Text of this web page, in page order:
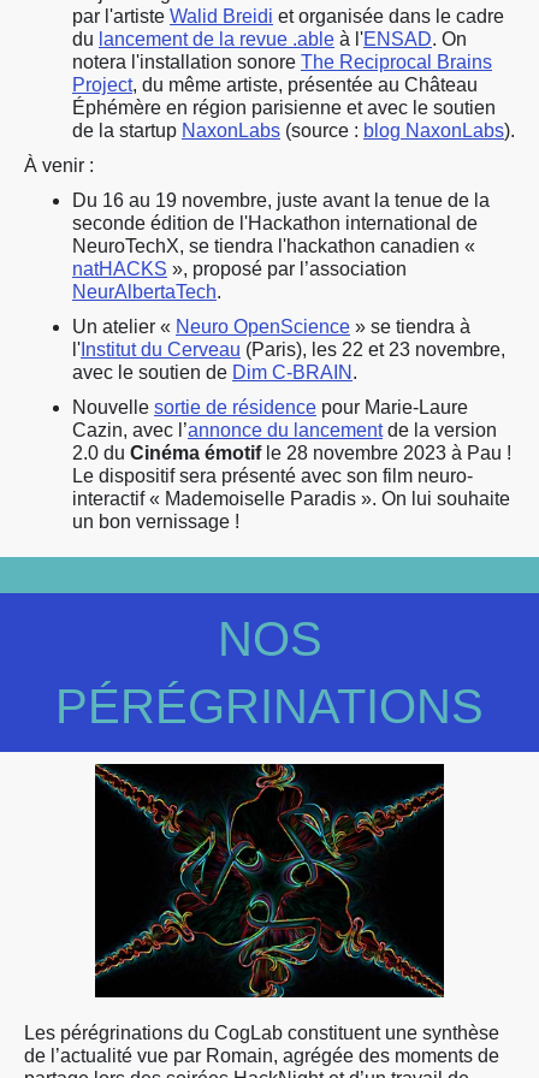
par l'artiste Walid Breidi etorganisée dans le cadre
du lancement de la revue .able à l'ENSAD. On
notera l'installation sonore The Reciprocal Brains
Project, du même artiste, présentée au Château
Éphémère en région parisienne et avec le soutien
de la startup NaxonLabs (source : blog NaxonLabs).
À venir :
Du 16 au 19 novembre, juste avant la tenue de la
seconde édition de l'Hackathon international de
NeuroTechX, se tiendra l'hackathon canadien «
natHACKS », proposé par l’association
NeurAlbertaTech.
Un atelier « Neuro OpenScience » se tiendra à
l' Institut du Cerveau (Paris), les 22 et 23 novembre,
avec le soutien de Dim C-BRAIN .
Nouvelle sortie de résidence pour Marie-Laure
Cazin, avec l’annonce du lancementde la version
2.0 du Cinéma émotifle 28 novembre 2023 à Pau !
Le dispositif sera présenté avec son film neuro-
interactif « Mademoiselle Paradis ». On lui souhaite
un bon vernissage !
NOS
PÉRÉGRINATIONS
Les pérégrinations du CogLab constituent une synthèse
de l’actualité vue par Romain, agrégée des moments de